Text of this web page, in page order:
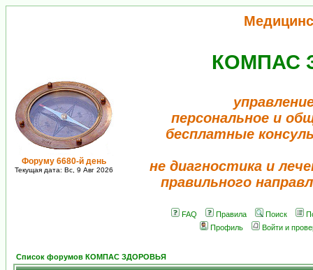
Форуму 6680-й день
Текущая дата: Вс, 9 Авг 2026
КОМПАС
персональное и
бесплатные
не диагностика и
правильного
FAQ Правила Поиск
Профиль
Войти и
Список форумов КОМПАС ЗДОРОВЬЯ